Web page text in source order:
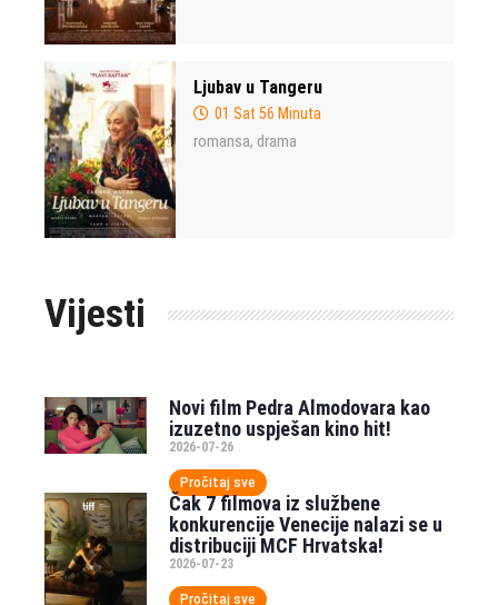
Ljubav u Tangeru
01 Sat 56 Minuta
romansa, drama
Vijesti
Novi film Pedra Almodovara kao
izuzetno uspješan kino hit!
2026-07-26
Pročitaj sve
Čak 7 filmova iz službene
konkurencije Venecije nalazi se u
distribuciji MCF Hrvatska!
2026-07-23
Pročitaj sve